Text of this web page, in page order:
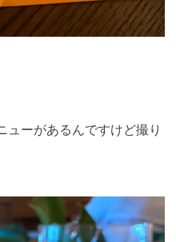
ーがあるんですけど撮り